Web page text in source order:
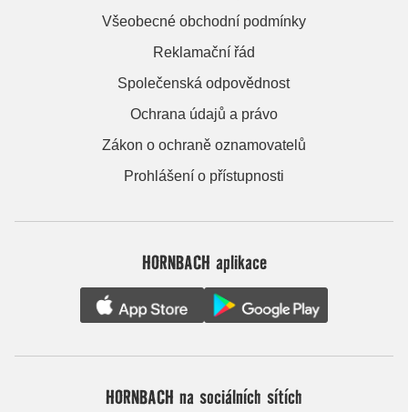
Všeobecné obchodní podmínky
Reklamační řád
Společenská odpovědnost
Ochrana údajů a právo
Zákon o ochraně oznamovatelů
Prohlášení o přístupnosti
HORNBACH aplikace
HORNBACH na sociálních sítích